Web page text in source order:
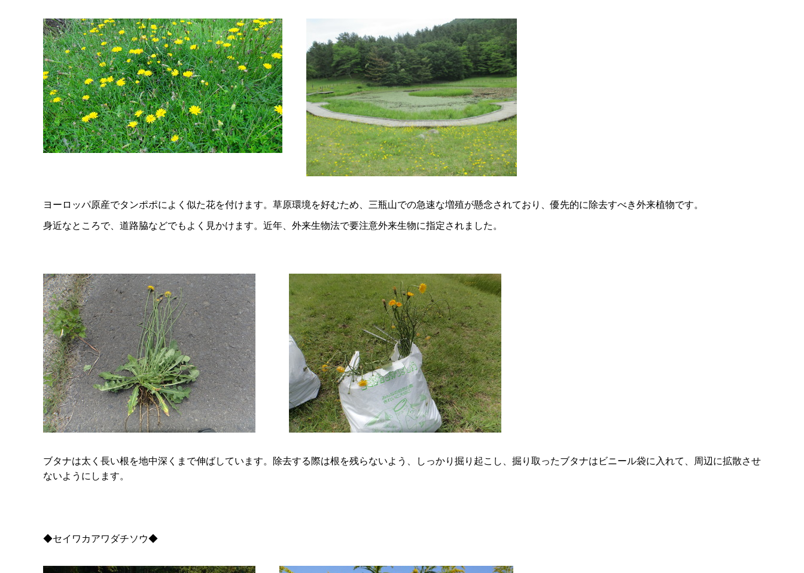
ヨーロッパ原産でタンポポによく似た花を付けます。草原環境を好むため、三瓶山での急速な増殖が懸念されており、優先的に除去すべき外来植物です。
身近なところで、道路脇などでもよく見かけます。近年、外来生物法で要注意外来生物に指定されました。
ブタナは太く長い根を地中深くまで伸ばしています。除去する際は根を残らないよう、しっかり掘り起こし、掘り取ったブタナはビニール袋に入れて、周辺に拡散させ
ないようにします。
◆セイワカアワダチソウ◆